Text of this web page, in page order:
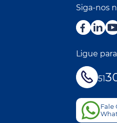
Siga-nos
Ligue
51
Fale